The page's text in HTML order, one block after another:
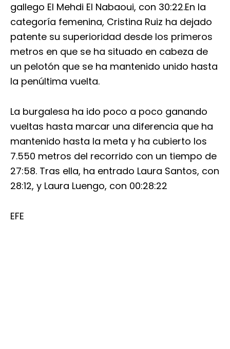
gallego El Mehdi El Nabaoui, con 30:22.En la
categoría femenina, Cristina Ruiz ha dejado
patente su superioridad desde los primeros
metros en que se ha situado en cabeza de
un pelotón que se ha mantenido unido hasta
la penúltima vuelta.
La burgalesa ha ido poco a poco ganando
vueltas hasta marcar una diferencia que ha
mantenido hasta la meta y ha cubierto los
7.550 metros del recorrido con un tiempo de
27:58. Tras ella, ha entrado Laura Santos, con
28:12, y Laura Luengo, con 00:28:22
EFE